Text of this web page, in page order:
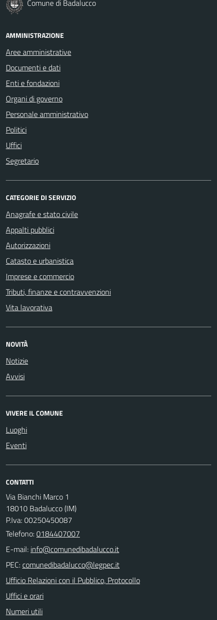
Comune di Badalucco
AMMINISTRAZIONE
Aree amministrative
Documenti e dati
Enti e fondazioni
Organi di governo
Personale amministrativo
Politici
Uffici
Segretario
CATEGORIE DI SERVIZIO
Anagrafe e stato civile
Appalti pubblici
Autorizzazioni
Catasto e urbanistica
Imprese e commercio
Tributi, finanze e contravvenzioni
Vita lavorativa
NOVITÀ
Notizie
Avvisi
VIVERE IL COMUNE
Luoghi
Eventi
CONTATTI
Via Bianchi Marco 1
18010 Badalucco (IM)
P.Iva: 00250450087
Telefono:0184407007
E-mail:
PEC:
Ufficio Relazioni con il Pubblico, Protocollo
Uffici e orari
Numeri utili